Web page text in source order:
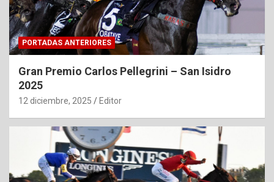
PORTADAS ANTERIORES
Gran Premio Carlos Pellegrini – San Isidro
2025
12 diciembre, 2025 Editor